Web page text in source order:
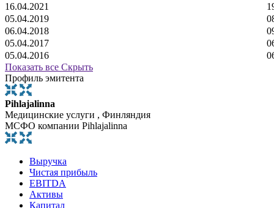
16.04.2021
05.04.2019
06.04.2018
05.04.2017
05.04.2016
Показать все Скрыть
Профиль эмитента
Pihlajalinna
Медицинские услуги , Финляндия
МСФО компании Pihlajalinna
Выручка
Чистая прибыль
EBITDA
Активы
Капитал